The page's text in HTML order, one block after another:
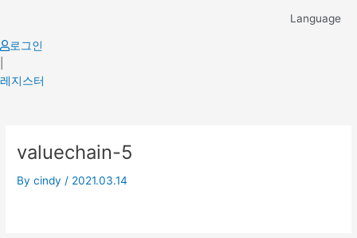
content
Language
로그인
레지스터
valuechain-5
Bycindy / 2021.03.14